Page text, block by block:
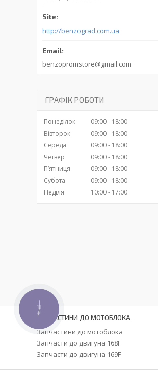
http://benzograd.com.ua
benzopromstore@gmail.com
ГРАФІК РОБОТИ
Понеділок 09:00
18:00
Вівторок
09:00
18:00
Середа
09:00
18:00
Четвер
09:00
18:00
Пʼятниця
09:00
18:00
Субота
09:00
18:00
Неділя
10:00 17:00
ЗАПЧАСТИНИ ДО МОТОБЛОКА
Запчастини до мотоблока
Запчасти до двигуна 168F
Запчасти до двигуна 169F
КНОПКА
ЗВ'ЯЗКУ